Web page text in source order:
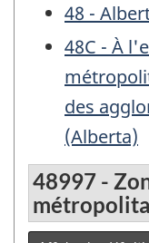
48 -
48C - À
des
(Alberta)
48997 -